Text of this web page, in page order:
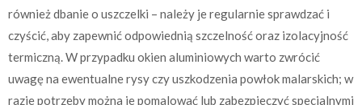
również dbanie o uszczelki – należy je regularnie sprawdzać i
czyścić, aby zapewnić odpowiednią szczelność oraz izolacyjność
termiczną. W przypadku okien aluminiowych warto zwrócić
uwagę na ewentualne rysy czy uszkodzenia powłok malarskich; w
razie potrzeby można je pomalować lub zabezpieczyć specjalnymi